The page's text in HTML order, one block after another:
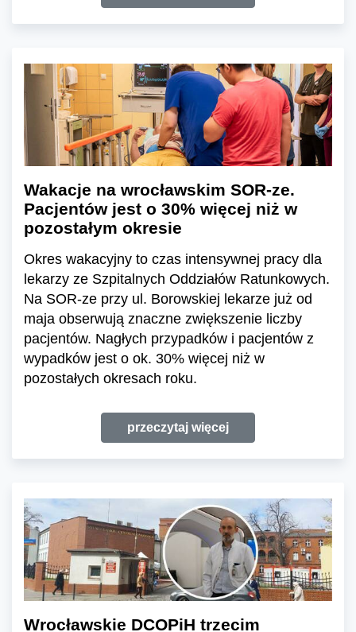
Wakacje na wrocławskim SOR-ze.
Pacjentów jest o 30% więcej niż w
pozostałym okresie
Okres wakacyjny to czas intensywnej pracy dla
lekarzy ze Szpitalnych Oddziałów Ratunkowych.
Na SOR-ze przy ul. Borowskiej lekarze już od
maja obserwują znaczne zwiększenie liczby
pacjentów. Nagłych przypadków i pacjentów z
wypadków jest o ok. 30% więcej niż w
pozostałych okresach roku.
przeczytaj więcej
Wrocławskie DCOPiH trzecim